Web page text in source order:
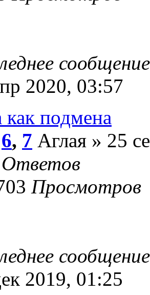
2020, 03:57
как подмена
6, 7 Аглая » 25
Ответов
Просмотров
2019, 01:25